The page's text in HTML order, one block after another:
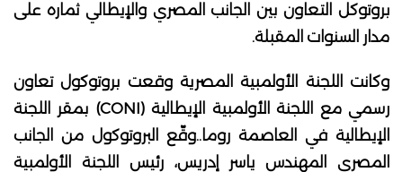
بروتوكل التعاون بين الجانب المصري والإيطالي ثماره على
مدار السنوات المقبلة.
وكانت اللجنة الأولمبية المصرية وقعت بروتوكول تعاون
رسمي مع اللجنة الأولمبية الإيطالية (CONI) بمقر اللجنة
الإيطالية في العاصمة روما..وقّع البروتوكول من الجانب
المصري المهندس ياسر إدريس، رئيس اللجنة الأولمبية